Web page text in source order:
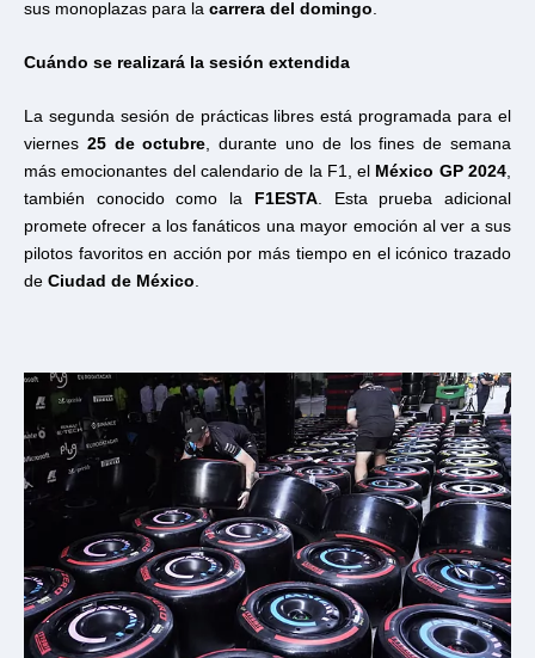
sus monoplazas para la carrera del domingo
Cuándo se realizará la sesión extendida
La segunda sesión de prácticas libres está programada para el
viernes 25 de octubre , durante uno de los fines de semana
más emocionantes del calendario de la F1, el México GP 2024
también conocido como la F1ESTA. Esta prueba adicional
promete ofrecer a los fanáticos una mayor emoción al ver a sus
pilotos favoritos en acción por más tiempo en el icónico trazado
de Ciudad de México